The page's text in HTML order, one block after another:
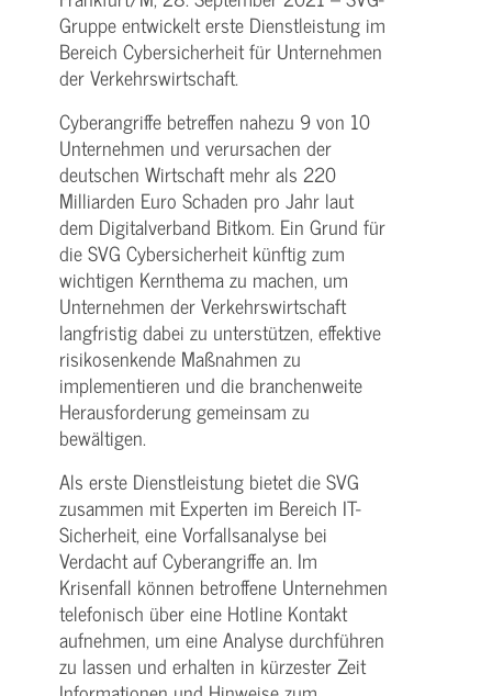
Gruppe entwickelt erste Dienstleistung im
Bereich Cybersicherheit für Unternehmen
der Verkehrswirtschaft.
Cyberangriffe betreffen nahezu 9 von 10
Unternehmen und verursachen der
deutschen Wirtschaft mehr als 220
Milliarden Euro Schaden pro Jahr laut
dem Digitalverband Bitkom. Ein Grund für
die SVG Cybersicherheit künftig zum
wichtigen Kernthema zu machen, um
Unternehmen der Verkehrswirtschaft
langfristig dabei zu unterstützen, effektive
risikosenkende Maßnahmen zu
implementieren und die branchenweite
Herausforderung gemeinsam zu
bewältigen.
Als erste Dienstleistung bietet die SVG
zusammen mit Experten im Bereich IT-
Sicherheit, eine Vorfallsanalyse bei
Verdacht auf Cyberangriffe an. Im
Krisenfall können betroffene Unternehmen
telefonisch über eine Hotline Kontakt
aufnehmen, um eine Analyse durchführen
zu lassen und erhalten in kürzester Zeit